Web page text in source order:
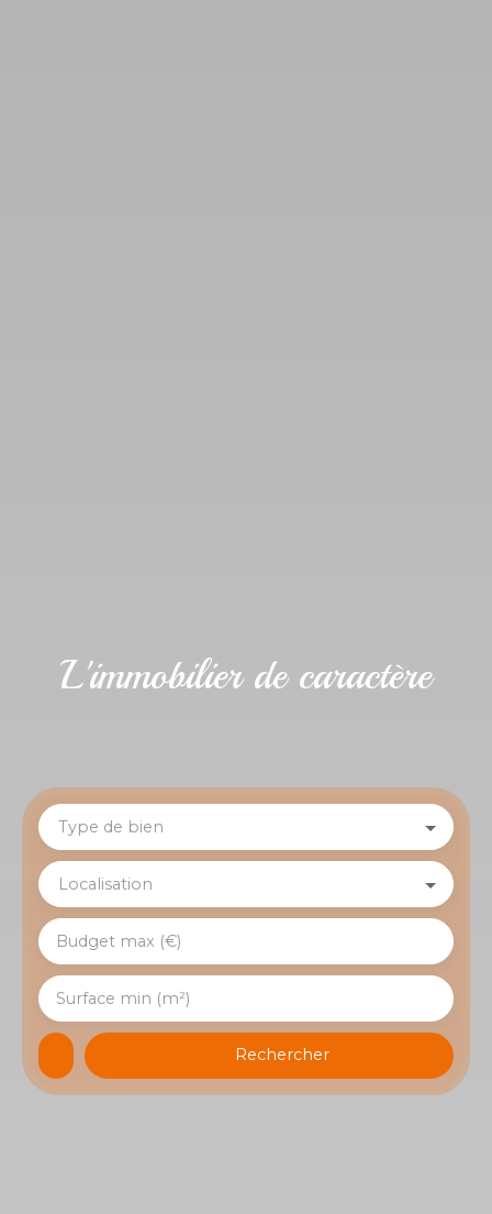
L'immobilier de caractère
Type de bien
Localisation
Budget max (€)
Surface min (m²)
Rechercher